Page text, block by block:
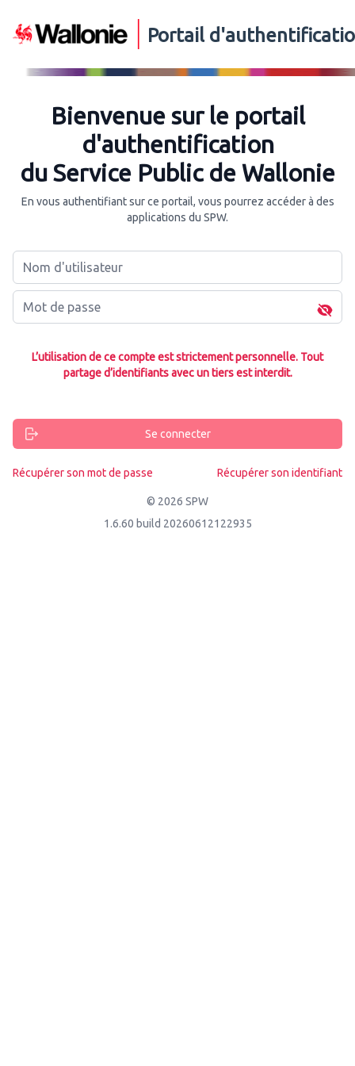
Portail
Bienvenue sur le portail
d'authentification
du Service Public de Wallonie
En vous authentifiant sur ce portail, vous pourrez accéder à des
applications du SPW.
Nom d'utilisateur
Mot de passe
L’utilisation de ce compte est strictement personnelle. Tout
partage d’identifiants avec un tiers est interdit.
Se connecter
Récupérer son mot de passe Récupérer son identifiant
© 2026 SPW
1.6.60 build 20260612122935